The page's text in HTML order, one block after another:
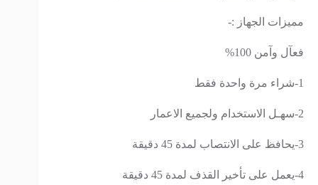
مميزات الجهاز :-
فعآل وآمن 100%
1-شراء مرة واحدة فقط
2-سهـل الاستخدام ولجميع الاعمار
3-يحافظ على الانتصاب لمدة 45 دقيقة
4-يعمل على تأخير القذف لمدة 45 دقيقة